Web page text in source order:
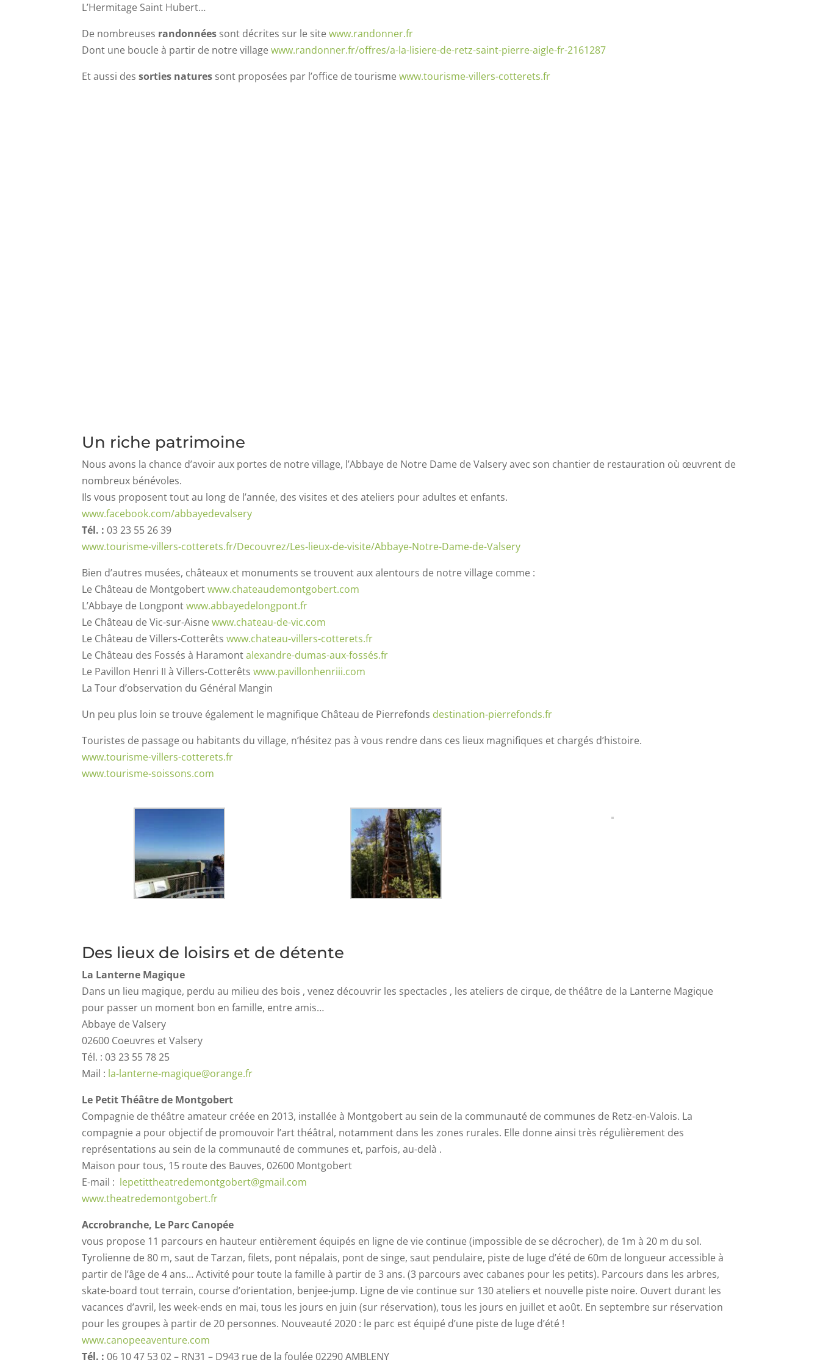
L’Hermitage Saint Hubert…
De nombreuses randonnées sont décrites sur le sitewww.randonner.fr
Dont une boucle à partir de notre villagewww.randonner.fr/offres/a-la-lisiere-de-retz-saint-pierre-aigle-fr-2161287
Et aussi dessorties natures sont proposées par l’office de tourismewww.tourisme-villers-cotterets.fr
Un riche patrimoine
Nous avons la chance d’avoir aux portes de notre village, l’Abbaye de Notre Dame de Valsery avec son chantier de restauration où œuvrent de
nombreux bénévoles.
Ils vous proposent tout au long de l’année, des visites et des ateliers pour adultes et enfants.
www.facebook.com/abbayedevalsery
Tél. : 03 23 55 26 39
www.tourisme-villers-cotterets.fr/Decouvrez/Les-lieux-de-visite/Abbaye-Notre-Dame-de-Valsery
Bien d’autres musées, châteaux et monuments se trouvent aux alentours de notre village comme :
Le Château de Montgobertwww.chateaudemontgobert.com
L’Abbaye de Longpontwww.abbayedelongpont.fr
Le Château de Vic-sur-Aisnewww.chateau-de-vic.com
Le Château de Villers-Cotterêtswww.chateau-villers-cotterets.fr
Le Château des Fossés à Haramontalexandre-dumas-aux-fossés.fr
Le Pavillon Henri II à Villers-Cotterêtswww.pavillonhenriii.com
La Tour d’observation du Général Mangin
Un peu plus loin se trouve également le magnifique Château de Pierrefonds destination-pierrefonds.fr
Touristes de passage ou habitants du village, n’hésitez pas à vous rendre dans ces lieux magnifiques et chargés d’histoire.
www.tourisme-villers-cotterets.fr
www.tourisme-soissons.com
Des lieux de loisirs et de détente
La Lanterne Magique
Dans un lieu magique, perdu au milieu des bois , venez découvrir les spectacles , les ateliers de cirque, de théâtre de la Lanterne Magique
pour passer un moment bon en famille, entre amis…
Abbaye de Valsery
02600 Coeuvres et Valsery
Tél. : 03 23 55 78 25
Mail : la-lanterne-magique@orange.fr
Le Petit Théâtre de Montgobert
Compagnie de théâtre amateur créée en 2013, installée à Montgobert au sein de la communauté de communes de Retz-en-Valois. La
compagnie a pour objectif de promouvoir l’art théâtral, notamment dans les zones rurales. Elle donne ainsi très régulièrement des
représentations au sein de la communauté de communes et, parfois, au-delà .
Maison pour tous, 15 route des Bauves, 02600 Montgobert
E-mail : lepetittheatredemontgobert@gmail.com
www.theatredemontgobert.fr
Accrobranche, Le Parc Canopée
vous propose 11 parcours en hauteur entièrement équipés en ligne de vie continue (impossible de se décrocher), de 1m à 20 m du sol.
Tyrolienne de 80 m, saut de Tarzan, filets, pont népalais, pont de singe, saut pendulaire, piste de luge d’été de 60m de longueur accessible à
partir de l’âge de 4 ans… Activité pour toute la famille à partir de 3 ans. (3 parcours avec cabanes pour les petits). Parcours dans les arbres,
skate-board tout terrain, course d’orientation, benjee-jump. Ligne de vie continue sur 130 ateliers et nouvelle piste noire. Ouvert durant les
vacances d’avril, les week-ends en mai, tous les jours en juin (sur réservation), tous les jours en juillet et août. En septembre sur réservation
pour les groupes à partir de 20 personnes. Nouveauté 2020 : le parc est équipé d’une piste de luge d’été !
www.canopeeaventure.com
Tél. : 06 10 47 53 02 – RN31 – D943 rue de la foulée 02290 AMBLENY